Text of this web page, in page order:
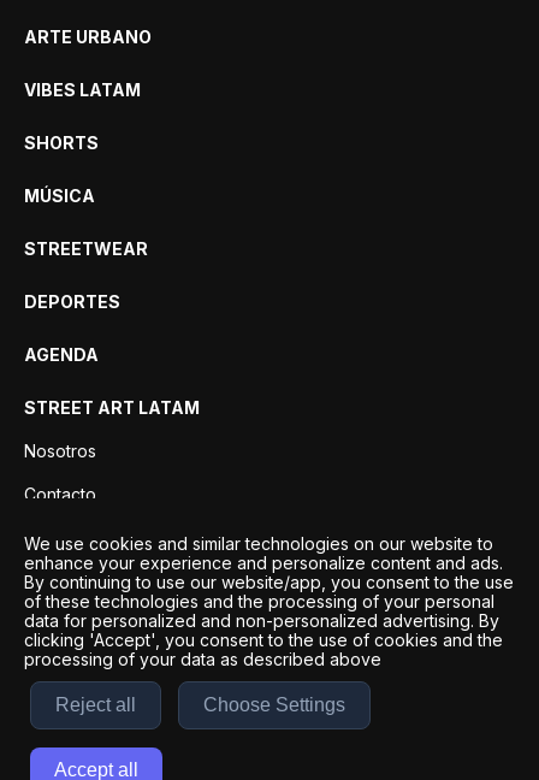
ARTE URBANO
VIBES LATAM
SHORTS
MÚSICA
STREETWEAR
DEPORTES
AGENDA
STREET ART LATAM
Nosotros
Contacto
Privacidad
Desarrollo por
We use cookies and similar technologies on our website to
enhance your experience and personalize content and ads.
By continuing to use our website/app, you consent to the use
of these technologies and the processing of your personal
data for personalized and non-personalized advertising. By
clicking 'Accept', you consent to the use of cookies and the
processing of your data as described above
Reject all Choose Settings
Accept all